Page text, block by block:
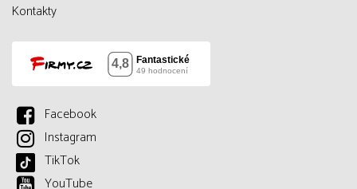
Kontakty
Facebook
Instagram
TikTok
YouTube